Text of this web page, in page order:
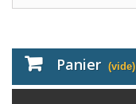
Panier (vide)